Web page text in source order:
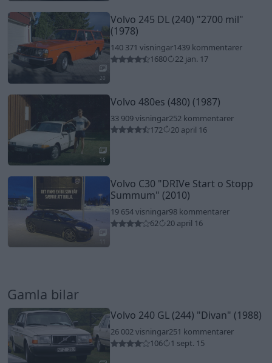
20
Volvo 245 DL (240) "2700 mil"
(1978)
140 371 visningar1439 kommentarer
1680
22 jan. 17
16
Volvo 480es (480) (1987)
33 909 visningar252 kommentarer
172
20 april 16
Volvo C30 "DRIVe Start o Stopp
Summum" (2010)
19 654 visningar98 kommentarer
62
20 april 16
Gamla bilar
Volvo 240 GL (244) "Divan" (1988)
26 002 visningar251 kommentarer
106
1 sept. 15